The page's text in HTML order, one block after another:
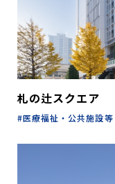
札の辻スクエア
医療福祉・公共施設等